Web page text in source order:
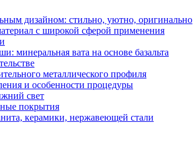
дизайном: стильно, уютно, оригинально
с широкой сферой применения
минеральная вата на основе базальта
металлического профиля
и особенности процедуры
свет
покрытия
керамики, нержавеющей стали